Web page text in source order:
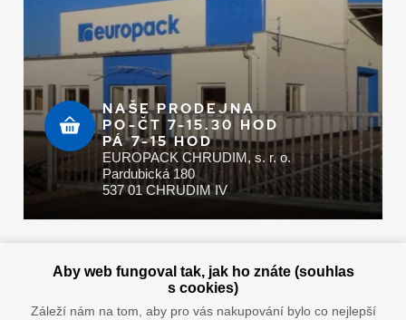
NAŠE PRODEJNA
PO-ČT 7-15.30 HOD
PÁ 7-15 HOD
EUROPACK CHRUDIM, s. r. o.
Pardubická 180
537 01 CHRUDIM IV
Aby web fungoval tak, jak ho znáte (souhlas
s cookies)
Záleží nám na tom, aby pro vás nakupování bylo co nejlepší